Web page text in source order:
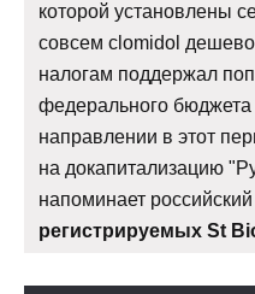
которой установлены
совсем clomidol
налогам поддержал
федерального
направлении в этот
на докапитализацию
напоминает российский
регистрируемых St